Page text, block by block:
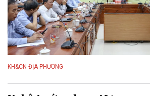
KH&CN ĐỊA PHƯƠNG